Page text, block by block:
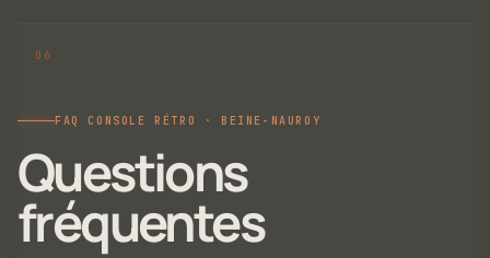
FAQ CONSOLE RÉTRO · BEINE-NAUROY
Questions
fréquentes